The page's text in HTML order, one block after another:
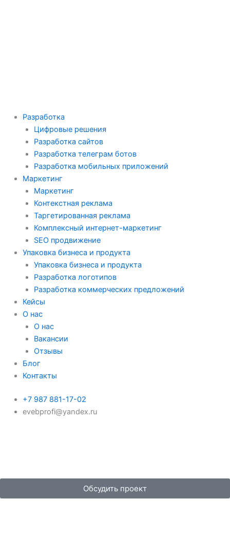
Разработка
Цифровые решения
Разработка сайтов
Разработка телеграм ботов
Разработка мобильных приложений
Маркетинг
Маркетинг
Контекстная реклама
Таргетированная реклама
Комплексный интернет-маркетинг
SEO продвижение
Упаковка бизнеса и продукта
Упаковка бизнеса и продукта
Разработка логотипов
Разработка коммерческих предложений
Кейсы
О нас
О нас
Вакансии
Отзывы
Блог
Контакты
+7 987 881-17-02
evebprofi@yandex.ru
Обсудить проект